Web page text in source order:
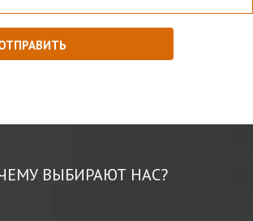
ВЫБИРАЮТ НАС?